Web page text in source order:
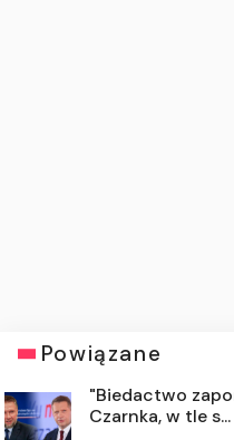
Powiązane
"Biedactwo
Czarnka, w tle s...